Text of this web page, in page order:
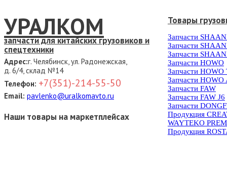
УРАЛКОМ
запчасти для китайских грузовиков и
спецтехники
Адрес:г. Челябинск, ул. Радонежская,
д. 6/4, склад №14
Телефон: +7(351)-214-55-50
Email: pavlenko@uralkomavto.ru
Наши товары на маркетплейсах
Товары
Запчасти
Запчасти
Запчасти
Запчасти HOWO
Запчасти HOWO
Запчасти HOWO
Запчасти FAW
Запчасти FAW J6
Запчасти
Продукция
WAYTEKO
Продукция